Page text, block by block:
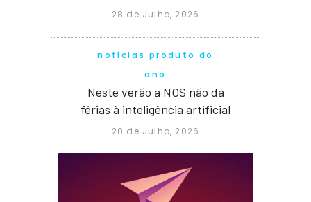
28 de Julho, 2026
notícias produto do
ano
Neste verão a NOS não dá
férias à inteligência artificial
20 de Julho, 2026